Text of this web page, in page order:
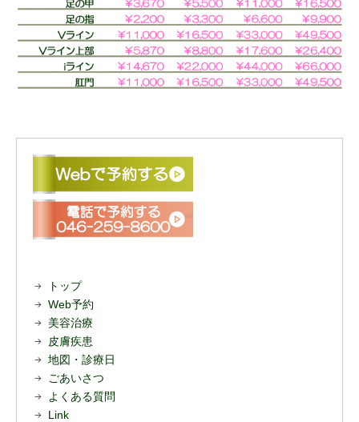
トップ
Web予約
美容治療
皮膚疾患
地図・診療日
ごあいさつ
よくある質問
Link